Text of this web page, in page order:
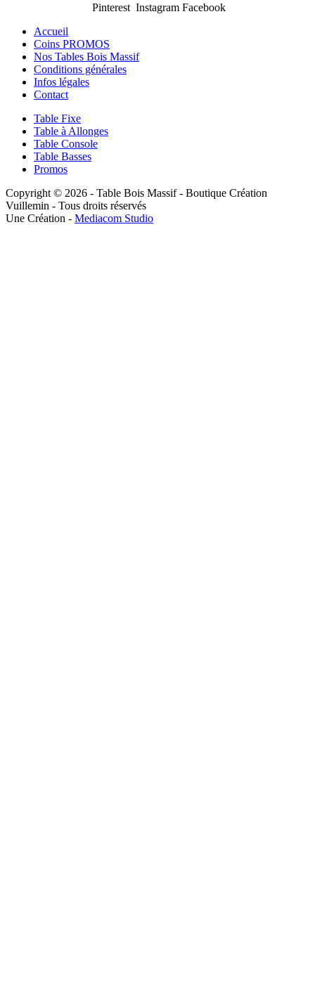
Pinterest Instagram Facebook
Accueil
Coins PROMOS
Nos Tables Bois Massif
Conditions générales
Infos légales
Contact
Table Fixe
Table à Allonges
Table Console
Table Basses
Promos
Copyright © 2026 - Table Bois Massif - Boutique Création
Vuillemin - Tous droits réservés
Une Création - Mediacom Studio